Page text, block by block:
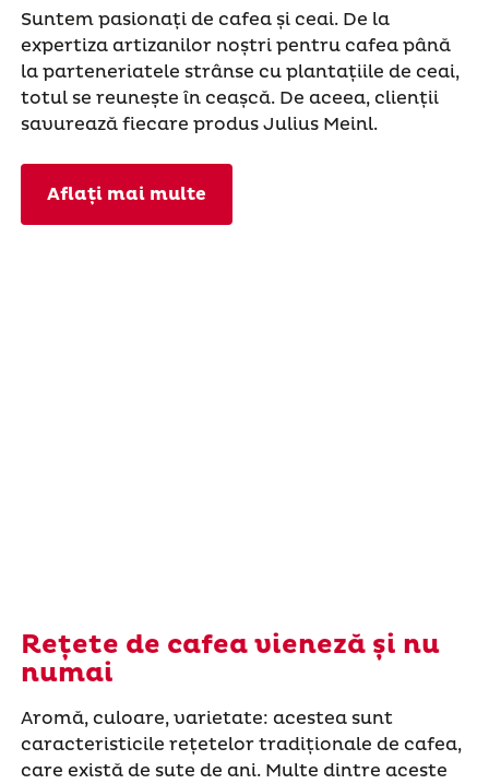
Suntem pasionați de cafea și ceai. De la
expertiza artizanilor noștri pentru cafea până
la parteneriatele strânse cu plantațiile de ceai,
totul se reunește în ceașcă. De aceea, clienții
savurează fiecare produs Julius Meinl.
Aflați mai multe
Rețete de cafea vieneză și nu
numai
Aromă, culoare, varietate: acestea sunt
caracteristicile rețetelor tradiționale de cafea,
care există de sute de ani. Multe dintre aceste